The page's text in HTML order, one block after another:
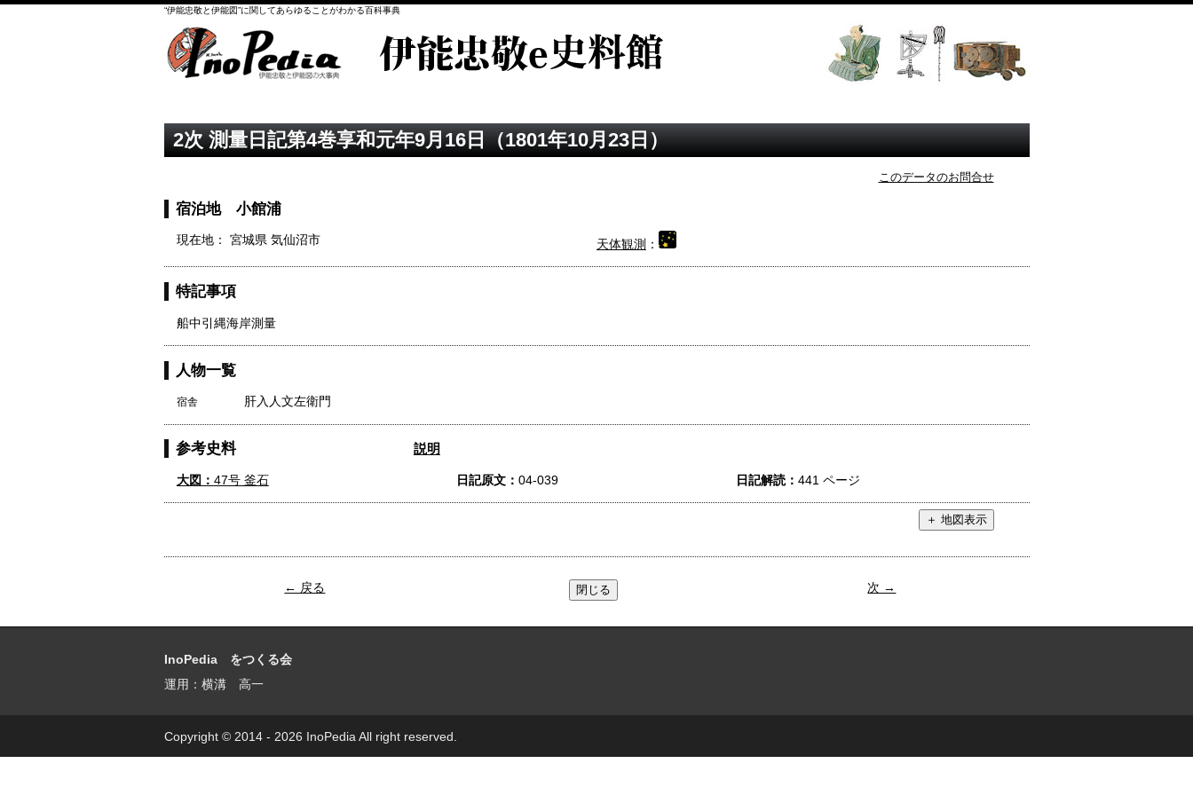
“伊能忠敬と伊能図”に関してあらゆることがわかる百科事典
2次 測量日記第4巻享和元年9月16日（1801年10月23日）
このデータのお問合せ
宿泊地 小館浦
現在地： 宮城県 気仙沼市 天体観測 ：
特記事項
船中引縄海岸測量
人物一覧
宿舎 肝入人文左衛門
参考史料 説明
大図： 47号 釜石 日記原文： 04-039 日記解読： 441 ページ
← 戻る 次 →
InoPedia をつくる会
運用：横溝 高一
Copyright © 2014 - 2026 InoPedia All right reserved.